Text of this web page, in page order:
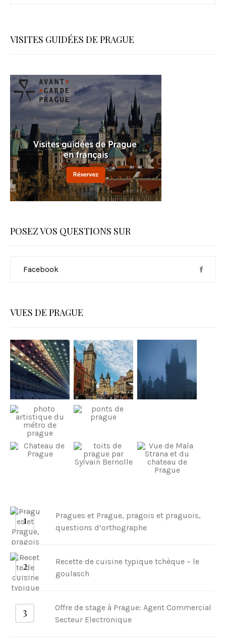
VISITES GUIDÉES DE PRAGUE
POSEZ VOS QUESTIONS SUR
Facebook
VUES DE PRAGUE
Pragues et Prague, pragois et praguois,
questions d’orthographe
Recette de cuisine typique tchèque – le
goulasch
Offre de stage à Prague: Agent Commercial
Secteur Electronique